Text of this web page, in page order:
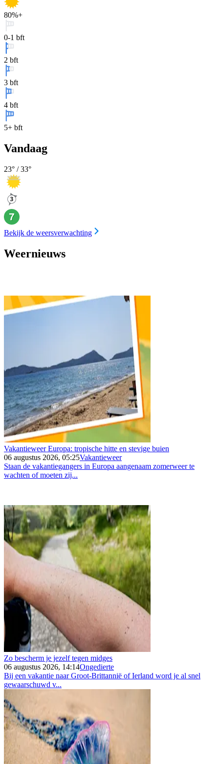
80%+
0-1 bft
2 bft
3 bft
4 bft
5+ bft
Vandaag
23° /33°
Bekijk de weersverwachting
Weernieuws
Vakantieweer Europa: tropische hitte en stevige buien
06 augustus 2026, 05:25Vakantieweer
Staan de vakantiegangers in Europa aangenaam zomerweer te
wachten of moeten zij...
Zo bescherm je jezelf tegen midges
06 augustus 2026, 14:14Ongedierte
Bij een vakantie naar Groot-Brittannië of Ierland word je al snel
gewaarschuwd v...